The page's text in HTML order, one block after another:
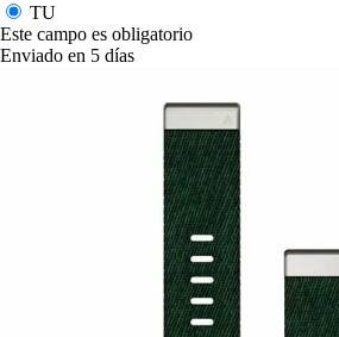
TU
Este campo es obligatorio
Enviado en 5 días